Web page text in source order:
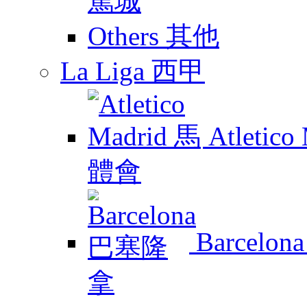
Others 其他
La Liga 西甲
Atletico